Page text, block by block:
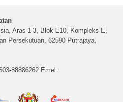
Aras 1-3, Blok E10, Kompleks E,
Persekutuan, 62590 Putrajaya,
88886262 Emel :